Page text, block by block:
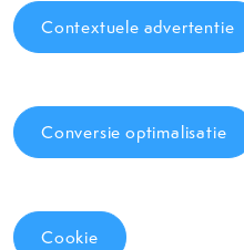
Contextuele advertentie
Conversie optimalisatie
Cookie